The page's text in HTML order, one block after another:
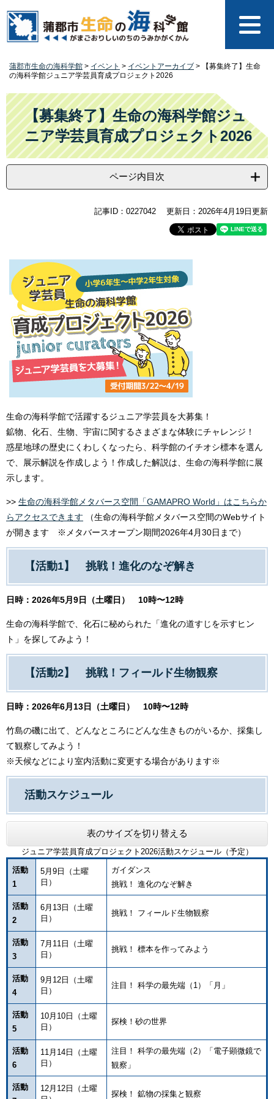
の
す
。
ー
し
て
本
文
へ
蒲郡市生命の海科学館 > イベント > イベントアーカイブ >
【募集終了】生命
の海科学館ジュニア学芸員育成プロジェクト2026
本
文
【募集終了】生命の海科学館ジュ
ニア学芸員育成プロジェクト2026
ページ内目次
記事ID：0227042 更新日：2026年4月19日更新
生命の海科学館で活躍するジュニア学芸員を大募集！
鉱物、化石、生物、宇宙に関するさまざまな体験にチャレンジ！
惑星地球の歴史にくわしくなったら、科学館のイチオシ標本を選ん
で、展示解説を作成しよう！作成した解説は、生命の海科学館に展
示します。
>> 生命の海科学館メタバース空間「GAMAPRO World」はこちらか
らアクセスできます （生命の海科学館メタバース空間のWebサイト
が開きます ※メタバースオープン期間2026年4月30日まで）
【活動1】 挑戦！進化のなぞ解き
日時：2026年5月9日（土曜日） 10時〜12時
生命の海科学館で、化石に秘められた「進化の道すじを示すヒン
ト」を探してみよう！
【活動2】 挑戦！フィールド生物観察
日時：2026年6月13日（土曜日） 10時〜12時
竹島の磯に出て、どんなところにどんな生きものがいるか、採集し
て観察してみよう！
※天候などにより室内活動に変更する場合があります※
活動スケジュール
表のサイズを切り替える
ジュニア学芸員育成プロジェクト2026活動スケジュール（予定）
活動
1
5月9日（土曜
日）
ガイダンス
挑戦！ 進化のなぞ解き
活動
2
6月13日（土曜
日）
挑戦！ フィールド生物観察
活動
3
7月11日（土曜
日）
挑戦！ 標本を作ってみよう
活動
4
9月12日（土曜
日）
注目！ 科学の最先端（1）「月」
活動
5
10月10日（土曜
日）
探検！砂の世界
活動
6
11月14日（土曜
日）
注目！ 科学の最先端（2）「電子顕微鏡で
観察」
活動
12月12日（土曜
探検！ 鉱物の採集と観察